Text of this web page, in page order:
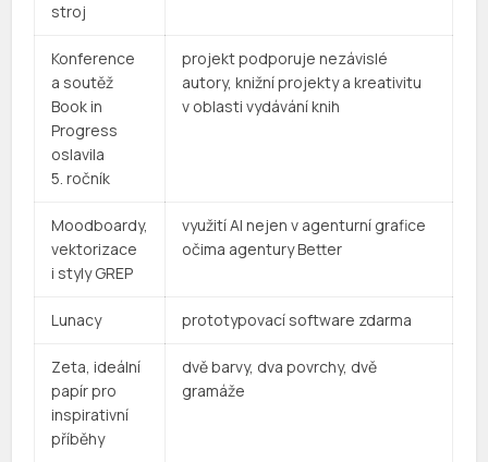
stroj
Konference
a soutěž
Book in
Progress
oslavila
5. ročník
projekt podporuje nezávislé
autory, knižní projekty a kreativitu
v oblasti vydávání knih
Moodboardy,
vektorizace
i styly GREP
využití AI nejen v agenturní grafice
očima agentury Better
Lunacy prototypovací software zdarma
Zeta, ideální
papír pro
inspirativní
příběhy
dvě barvy, dva povrchy, dvě
gramáže